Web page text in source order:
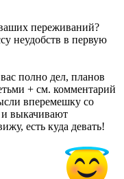
переживаний?
неудобств в первую
полно дел, планов
+ см. комментарий
вперемешку со
и выкачивают
есть куда девать!